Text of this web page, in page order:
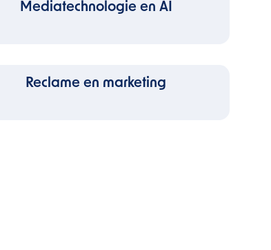
Mediatechnologie en AI
Reclame en marketing